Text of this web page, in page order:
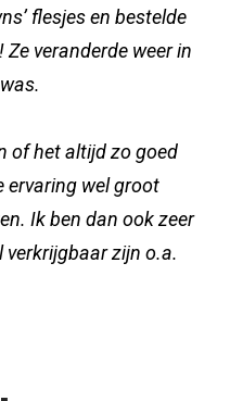
flesjes en bestelde
veranderde weer in
of het altijd zo goed
ervaring wel groot
Ik ben dan ook zeer
verkrijgbaar zijn o.a.